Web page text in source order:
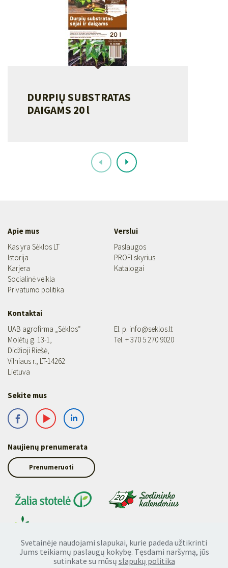
Svetainėje naudojami slapukai, kurie padeda užtikrinti
Jums teikiamų paslaugų kokybę. Tęsdami naršymą, jūs
sutinkate su mūsų slapukų politika
DURPIŲ SUBSTRATAS
DAIGAMS 20 l
Apie mus
Kas yra Sėklos LT
Istorija
Karjera
Socialinė veikla
Privatumo politika
Verslui
Paslaugos
PROFI skyrius
Katalogai
Kontaktai
UAB agrofirma „Sėklos“
Molėtų g. 13-1,
Didžioji Riešė,
Vilniaus r., LT-14262
Lietuva
El. p. info@seklos.lt
Tel. + 370 5 270 9020
Sekite mus
Naujienų prenumerata
Prenumeruoti